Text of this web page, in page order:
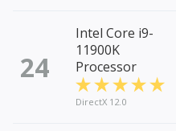
24
Intel Core i9-
11900K
Processor
DirectX 12.0